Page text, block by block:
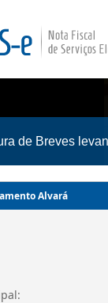
de Breves
Alvará